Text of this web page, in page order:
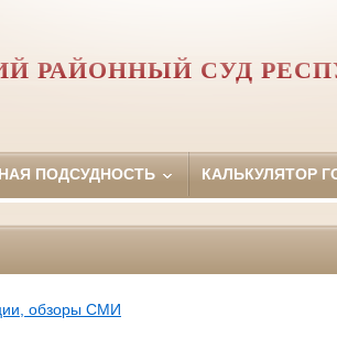
РАЙОННЫЙ СУД
ПОДСУДНОСТЬ КАЛЬКУЛЯТОР
обзоры СМИ